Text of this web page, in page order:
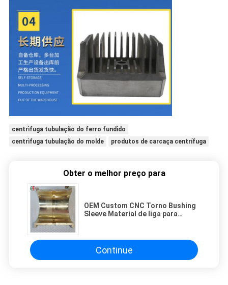
centrìfuga tubulação do ferro fundido
centrìfuga tubulação do molde
produtos de carcaça centrífuga
Obter o melhor preço para
OEM Custom CNC Torno Bushing
Sleeve Material de liga para
Parts
Continue